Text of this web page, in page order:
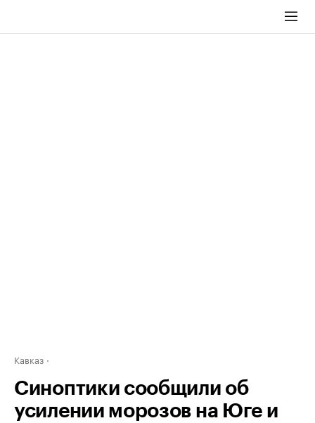
Кавказ
Синоптики сообщили об
усилении морозов на Юге и